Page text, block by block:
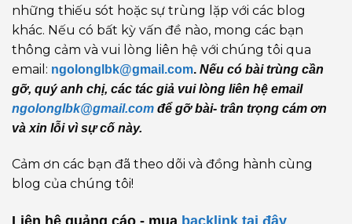
những thiếu sót hoặc sự trùng lặp với các blog
khác. Nếu có bất kỳ vấn đề nào, mong các bạn
thông cảm và vui lòng liên hệ với chúng tôi qua
email: ngolonglbk@gmail.com. Nếu có bài trùng cần
gỡ, quý anh chị, các tác giả vui lòng liên hệ email
ngolonglbk@gmail.com để gỡ bài- trân trọng cám ơn
và xin lỗi vì sự cố này.
Cảm ơn các bạn đã theo dõi và đồng hành cùng
blog của chúng tôi!
Liên hệ quảng cáo - mua backlink tại đây